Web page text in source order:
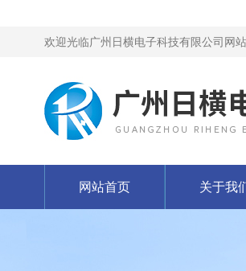
欢迎光临广州日横电子科技有限公司网站
网站首页 关于我